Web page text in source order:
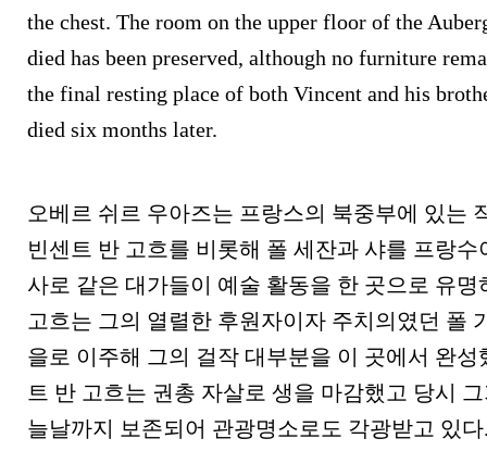
the chest. The room on the upper floor of the
died has been preserved, although no furniture
the final resting place of both Vincent and his
died six months later.
오베르 쉬르 우아즈는 프랑스의 북중부에 있는
빈센트 반 고흐를 비롯해 폴 세잔과 샤를 프랑
사로 같은 대가들이 예술 활동을 한 곳으로 유명
고흐는 그의 열렬한 후원자이자 주치의였던 폴
을로 이주해 그의 걸작 대부분을 이 곳에서 완성
트 반 고흐는 권총 자살로 생을 마감했고 당시
늘날까지 보존되어 관광명소로도 각광받고 있